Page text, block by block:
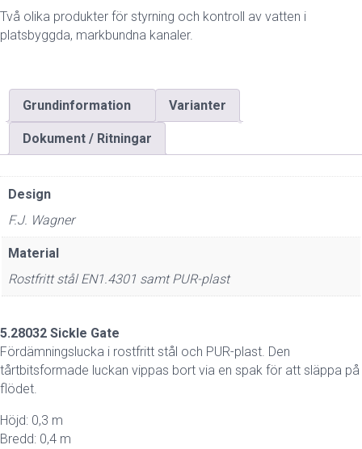
Två olika produkter för styrning och kontroll av vatten i
platsbyggda, markbundna kanaler.
Grundinformation Varianter
Dokument / Ritningar
Design
F.J. Wagner
Material
Rostfritt stål EN1.4301 samt PUR-plast
5.28032 Sickle Gate
Fördämningslucka i rostfritt stål och PUR-plast. Den
tårtbitsformade luckan vippas bort via en spak för att släppa på
flödet.
Höjd: 0,3 m
Bredd: 0,4 m